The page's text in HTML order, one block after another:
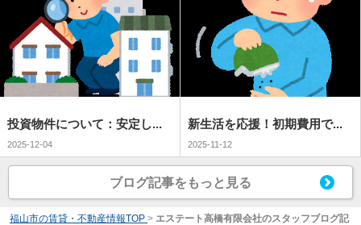
投資物件について：安定し...
2025-12-04
新生活を応援！初期費用で...
2025-11-12
ブログ記事をもっと見る
福山市の賃貸・不動産情報TOP > エステート高橋有限会社のスタッフブログ記